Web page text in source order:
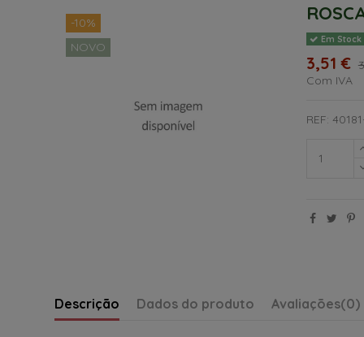
-10%
NOVO
Em Stock
3,51 €
Com IVA
REF:
Descrição Dados do produto Avaliações(0)